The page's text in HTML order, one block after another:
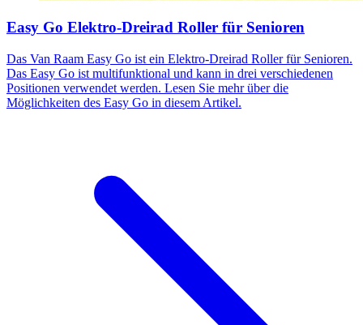
Easy Go Elektro-Dreirad Roller für Senioren
Das Van Raam Easy Go ist ein Elektro-Dreirad Roller für Senioren.
Das Easy Go ist multifunktional und kann in drei verschiedenen
Positionen verwendet werden. Lesen Sie mehr über die
Möglichkeiten des Easy Go in diesem Artikel.